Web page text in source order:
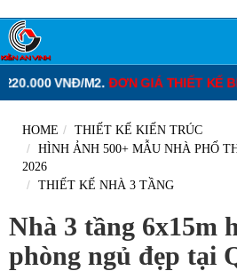
ĐƠN GIÁ THIẾT KẾ BIỆT THỰ:
HOME
THIẾT KẾ KIẾN TRÚC
HÌNH ẢNH 500+ MẪU NHÀ PHỐ
2026
THIẾT KẾ NHÀ 3 TẦNG
Nhà 3 tầng 6x15m
phòng ngủ đẹp tại